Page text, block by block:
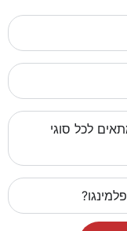
לכל סוגי